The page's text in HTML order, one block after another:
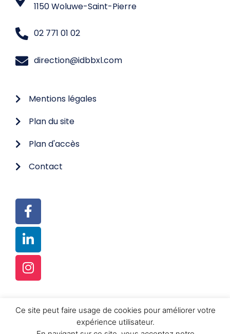
1150 Woluwe-Saint-Pierre
02 771 01 02
direction@idbbxl.com
Mentions légales
Plan du site
Plan d'accès
Contact
© TOUS DROITS RÉSERVÉS
RÉALISATION :FUSION-K SRL
Ce site peut faire usage de cookies pour améliorer votre
expérience utilisateur.